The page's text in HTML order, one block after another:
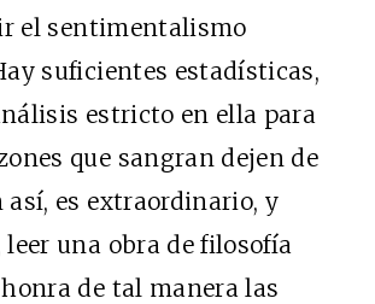
el sentimentalismo
suficientes estadísticas,
estricto en ella para
que sangran dejen de
así, es extraordinario, y
una obra de filosofía
de tal manera las